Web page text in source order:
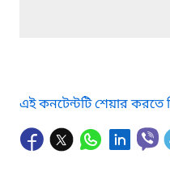
এই কনটেন্টটি শেয়ার